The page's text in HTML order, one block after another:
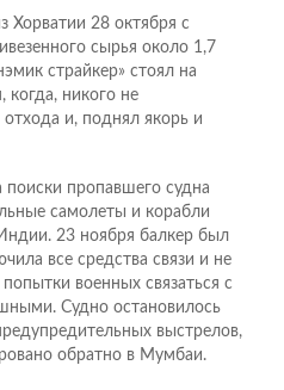
28 октября с
сырья около 1,7
страйкер» стоял на
когда, никого не
и, поднял якорь и
поиски пропавшего судна
самолеты и корабли
. 23 ноября балкер был
все средства связи и не
военных связаться с
Судно остановилось
выстрелов,
обратно в Мумбаи.